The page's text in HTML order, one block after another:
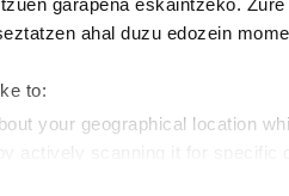
garapena eskaintzeko.
ahal duzu edozein
to:
your geographical location